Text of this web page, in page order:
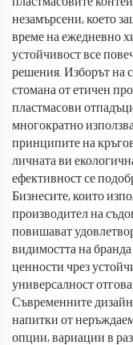
незамърсени, което
време на ежедневно
устойчивост все
решения. Изборът на
стомана от етичен
пластмасови
многократно
принципите на
личната ви
ефективност се
Бизнесите, които
производител на
повишават
видимостта на
ценности чрез
универсалност
Съвременните
напитки от
опции, вариации в